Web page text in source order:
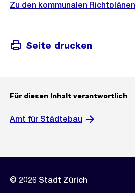
Zu den kommunalen Richtplänen
Seite drucken
Für diesen Inhalt verantwortlich
Amt für Städtebau
© 2026 Stadt Zürich